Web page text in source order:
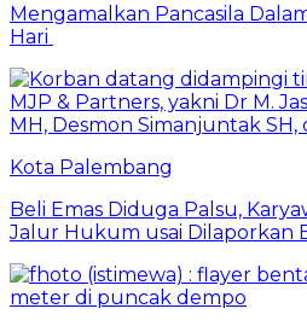
Mengamalkan Pancasila
Hari
Kota Palembang
Beli Emas Diduga Palsu,
Jalur Hukum usai Dilaporkan